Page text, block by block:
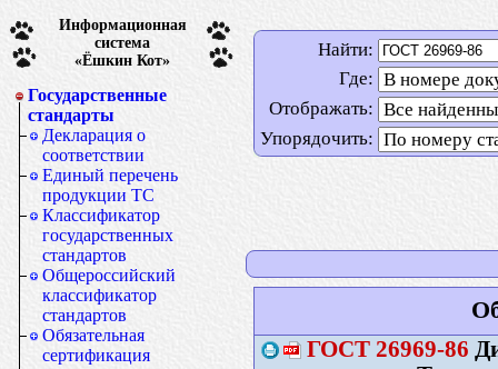
Информационная
система
«Ёшкин Кот»
Государственные
стандарты
Декларация о
соответствии
Единый перечень
продукции ТС
Классификатор
государственных
стандартов
Общероссийский
классификатор
стандартов
Обязательная
сертификация
Найти:
Где:
Отображать:
Упорядочить:
ГОСТ 26969-86